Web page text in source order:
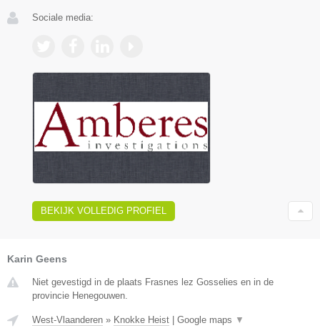
Sociale media:
BEKIJK VOLLEDIG PROFIEL
Karin Geens
Niet gevestigd in de plaats Frasnes lez Gosselies en in de
provincie Henegouwen.
West-Vlaanderen » Knokke Heist | Google maps ▼